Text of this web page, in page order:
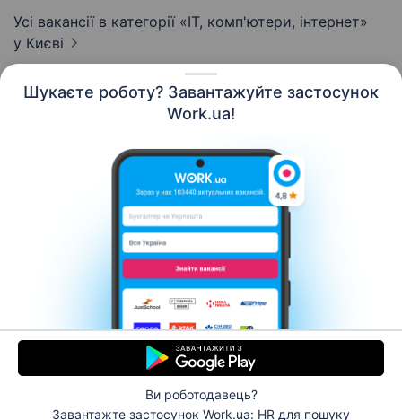
Шукаєте роботу? Завантажуйте застосунок
Work.ua!
Ви роботодавець?
Завантажте застосунок Work.ua: HR для пошуку
Усі вакансії в категорії «IT, комп'ютери, інтернет»
у Києві
Контакти Про нас
Кар’єра
Допомога Умови використання
© 2006–2026 Work.ua. Сервіс пошуку роботи №1 в